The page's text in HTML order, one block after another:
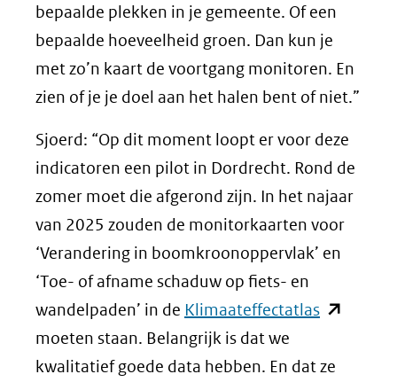
bepaalde plekken in je gemeente. Of een
bepaalde hoeveelheid groen. Dan kun je
met zo’n kaart de voortgang monitoren. En
zien of je je doel aan het halen bent of niet.”
Sjoerd: “Op dit moment loopt er voor deze
indicatoren een pilot in Dordrecht. Rond de
zomer moet die afgerond zijn. In het najaar
van 2025 zouden de monitorkaarten voor
‘Verandering in boomkroonoppervlak’ en
‘Toe- of afname schaduw op fiets- en
wandelpaden’ in de Klimaateffectatlas(opent
nieuw
moeten staan. Belangrijk is dat we
kwalitatief goede data hebben. En dat ze